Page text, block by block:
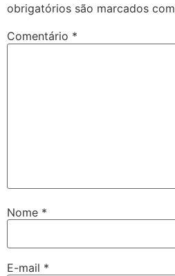
obrigatórios são marcados com
Comentário *
Nome *
E-mail *